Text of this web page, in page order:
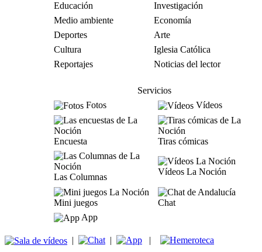
Educación
Investigación
Medio ambiente
Economía
Deportes
Arte
Cultura
Iglesia Católica
Reportajes
Noticias del lector
Servicios
Fotos
Vídeos
Encuesta Tiras cómicas
Las Columnas
Vídeos La Noción
Mini juegos
Chat
App
| | |